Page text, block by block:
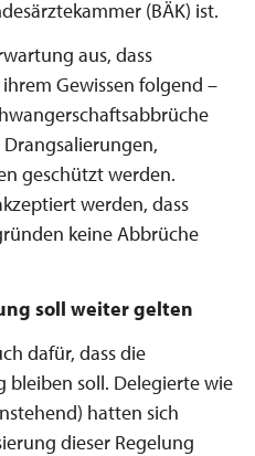
(BÄK) ist.
aus, dass
Gewissen folgend –
geschützt werden.
werden, dass
keine Abbrüche
soll weiter gelten
dafür, dass die
bleiben soll. Delegierte wie
hatten sich
dieser Regelung